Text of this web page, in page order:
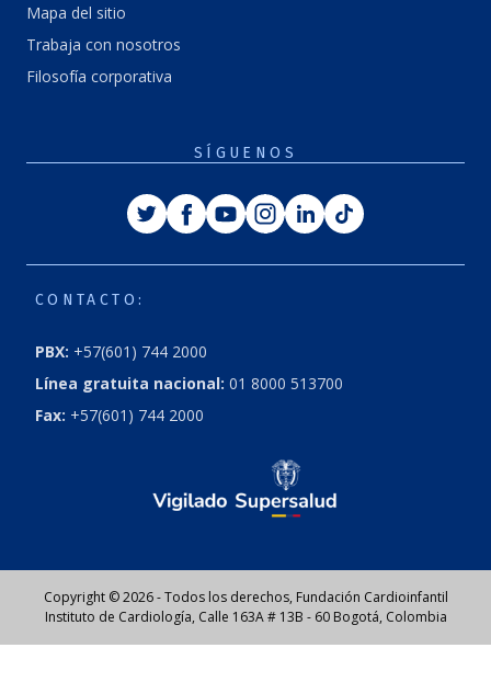
Mapa del sitio
Trabaja con nosotros
Filosofía corporativa
SÍGUENOS
TwitterFacebook
YoutubeInstagram
LinkedinTiktok
CONTACTO:
PBX: +57(601) 744 2000
Línea gratuita nacional: 01 8000 513700
Fax: +57(601) 744 2000
Copyright © 2026 - Todos los derechos, Fundación Cardioinfantil
Instituto de Cardiología, Calle 163A # 13B - 60 Bogotá, Colombia